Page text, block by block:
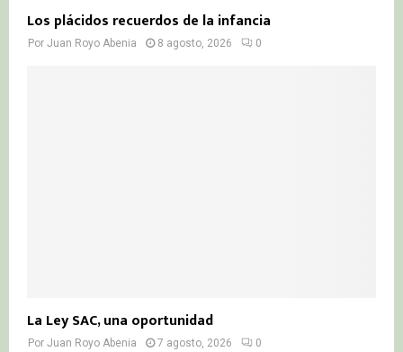
Los plácidos recuerdos de la infancia
Por Juan Royo Abenia 8 agosto, 2026 0
La Ley SAC, una oportunidad
Por Juan Royo Abenia 7 agosto, 2026 0